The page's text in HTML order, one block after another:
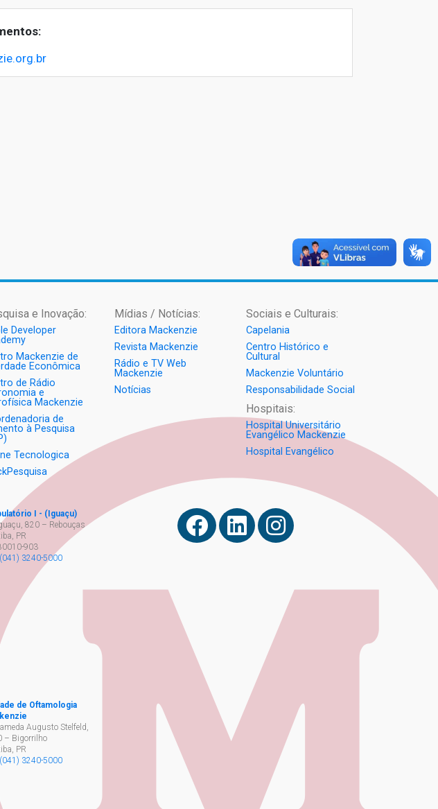
e Inovação:
Developer
Mackenzie de
Econômica
de Rádio
e
Mackenzie
de
à Pesquisa
Tecnologica
Mídias / Notícias:
Editora Mackenzie
Revista Mackenzie
Rádio e TV Web
Mackenzie
Notícias
Sociais e Culturais:
Capelania
Centro Histórico e
Cultural
Mackenzie Voluntário
Responsabilidade Social
Hospitais:
Hospital Universitário
Evangélico Mackenzie
Hospital Evangélico
I - (Iguaçu)
820 – Rebouças
PR
903
3240-5000
de Oftamologia
Augusto Stelfeld,
– Bigorrilho
PR
3240-5000